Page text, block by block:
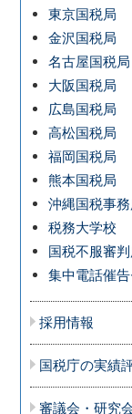
東京国税局
金沢国税局
名古屋国税局
大阪国税局
広島国税局
高松国税局
福岡国税局
熊本国税局
沖縄国税事
税務大学校
国税不服審
集中電話催
採用情報
国税庁の実績
審議会・研究